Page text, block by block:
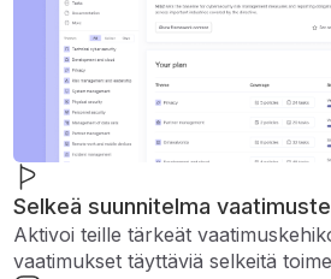
Selkeä suunnitelma
Aktivoi teille tärkeät
vaatimukset täyttäviä selkeitä